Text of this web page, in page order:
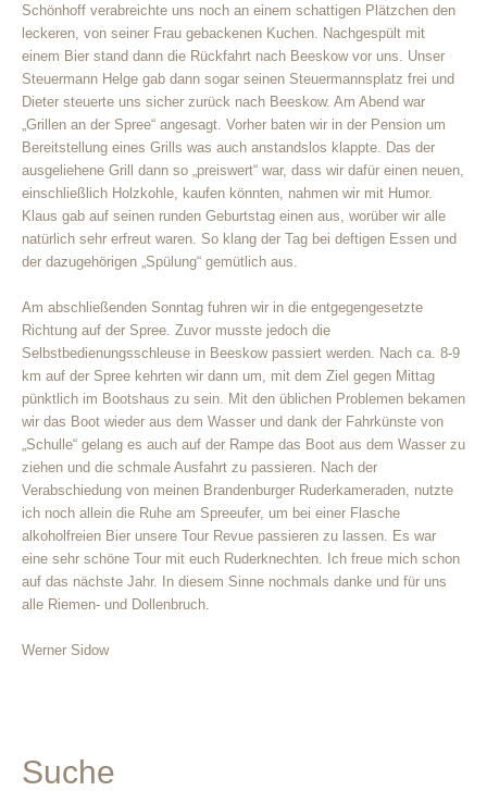
Schönhoff verabreichte uns noch an einem schattigen Plätzchen den
leckeren, von seiner Frau gebackenen Kuchen. Nachgespült mit
einem Bier stand dann die Rückfahrt nach Beeskow vor uns. Unser
Steuermann Helge gab dann sogar seinen Steuermannsplatz frei und
Dieter steuerte uns sicher zurück nach Beeskow. Am Abend war
„Grillen an der Spree“ angesagt. Vorher baten wir in der Pension um
Bereitstellung eines Grills was auch anstandslos klappte. Das der
ausgeliehene Grill dann so „preiswert“ war, dass wir dafür einen neuen,
einschließlich Holzkohle, kaufen könnten, nahmen wir mit Humor.
Klaus gab auf seinen runden Geburtstag einen aus, worüber wir alle
natürlich sehr erfreut waren. So klang der Tag bei deftigen Essen und
der dazugehörigen „Spülung“ gemütlich aus.
Am abschließenden Sonntag fuhren wir in die entgegengesetzte
Richtung auf der Spree. Zuvor musste jedoch die
Selbstbedienungsschleuse in Beeskow passiert werden. Nach ca. 8-9
km auf der Spree kehrten wir dann um, mit dem Ziel gegen Mittag
pünktlich im Bootshaus zu sein. Mit den üblichen Problemen bekamen
wir das Boot wieder aus dem Wasser und dank der Fahrkünste von
„Schulle“ gelang es auch auf der Rampe das Boot aus dem Wasser zu
ziehen und die schmale Ausfahrt zu passieren. Nach der
Verabschiedung von meinen Brandenburger Ruderkameraden, nutzte
ich noch allein die Ruhe am Spreeufer, um bei einer Flasche
alkoholfreien Bier unsere Tour Revue passieren zu lassen. Es war
eine sehr schöne Tour mit euch Ruderknechten. Ich freue mich schon
auf das nächste Jahr. In diesem Sinne nochmals danke und für uns
alle Riemen- und Dollenbruch.
Werner Sidow
Suche